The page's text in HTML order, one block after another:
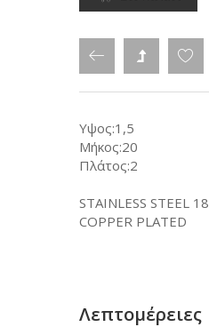
Υψος:1,5
Μήκος:20
Πλάτος:2
STAINLESS STEEL
COPPER PLATED
Λεπτομέρειες